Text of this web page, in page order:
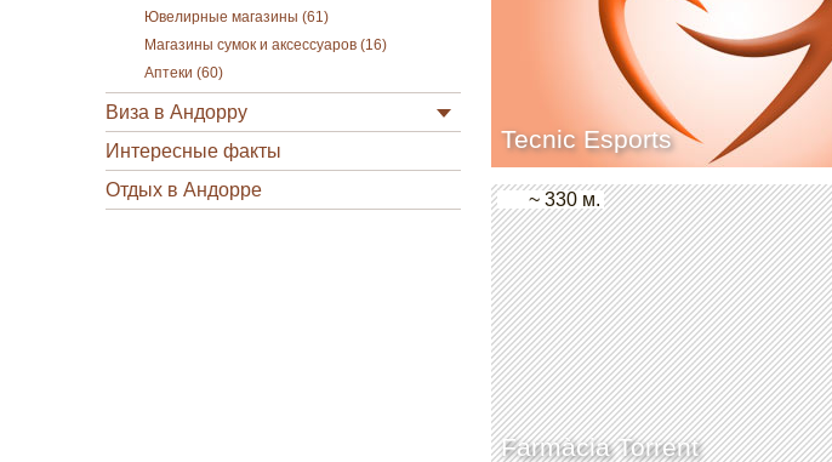
Ювелирные магазины (61)
Магазины сумок и аксессуаров (16)
Аптеки (60)
Виза в Андорру
Интересные факты
Отдых в Андорре
Tecnic Esports
Farmàcia Torrent
~ 330 м.